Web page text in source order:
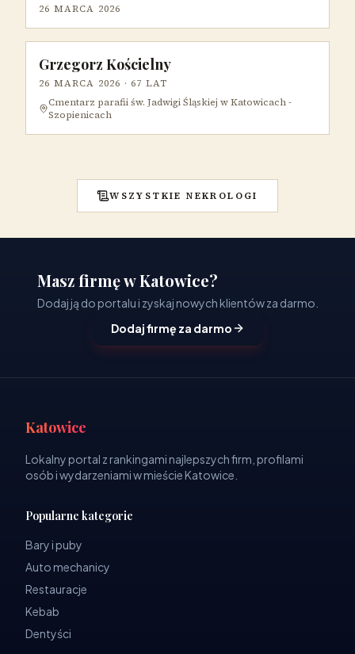
26 MARCA 2026
Grzegorz Kościelny
26 MARCA 2026 · 67 LAT
Cmentarz parafii św. Jadwigi Śląskiej w Katowicach -
Szopienicach
WSZYSTKIE NEKROLOGI
Masz firmę w Katowice?
Dodaj ją do portalu i zyskaj nowych klientów za darmo.
Dodaj firmę za darmo
Katowice
Lokalny portal z rankingami najlepszych firm, profilami
osób i wydarzeniami w mieście Katowice.
Popularne kategorie
Bary i puby
Auto mechanicy
Restauracje
Kebab
Dentyści